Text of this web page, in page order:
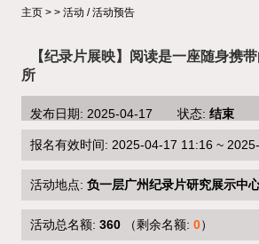
主页 > > 活动 / 活动预告
【纪录片展映】阅读是一座随身携
所
发布日期: 2025-04-17 状态: 结束
报名有效时间: 2025-04-17 11:16 ~
活动地点: 负一层广州纪录片研究展示中
活动总名额: 360 （剩余名额: 0）